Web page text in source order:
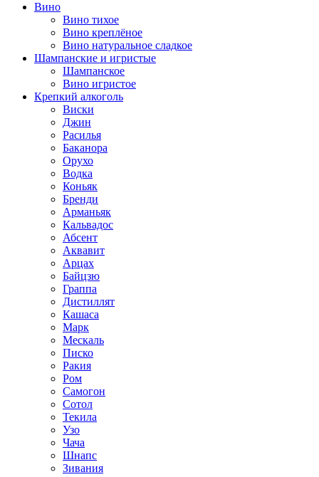
Вино
Вино тихое
Вино креплёное
Вино натуральное сладкое
Шампанские и игристые
Шампанское
Вино игристое
Крепкий алкоголь
Виски
Джин
Расилья
Баканора
Орухо
Водка
Коньяк
Бренди
Арманьяк
Кальвадос
Абсент
Аквавит
Арцах
Байцзю
Граппа
Дистиллят
Кашаса
Марк
Мескаль
Писко
Ракия
Ром
Самогон
Сотол
Текила
Узо
Чача
Шнапс
Зивания